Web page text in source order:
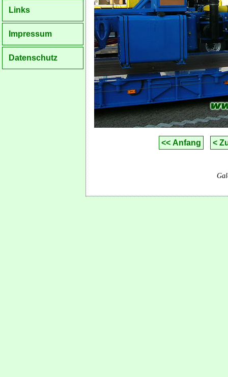
Links
Impressum
Datenschutz
<< Anfang <